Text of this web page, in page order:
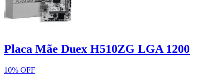
Placa Mãe Duex H510ZG LGA 1200
10% OFF